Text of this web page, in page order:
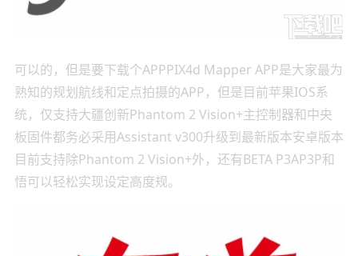
可以的，但是要下载个APPPIX4d Mapper APP是大家最为
熟知的规划航线和定点拍摄的APP，但是目前苹果IOS系
统，仅支持大疆创新Phantom 2 Vision+主控制器和中央
板固件都务必采用Assistant v300升级到最新版本安卓版本
目前支持除Phantom 2 Vision+外，还有BETA P3AP3P和
悟可以轻松实现设定高度规。